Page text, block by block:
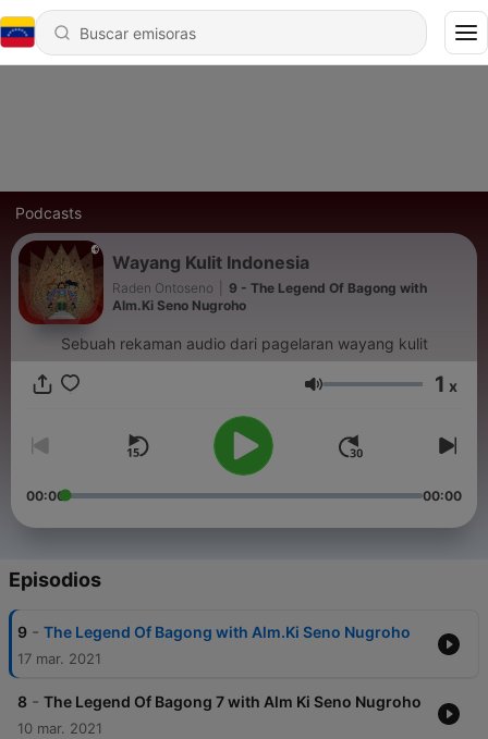
Podcasts
Wayang Kulit Indonesia
Raden Ontoseno
9 - The Legend Of Bagong with
Alm.Ki Seno Nugroho
Sebuah rekaman audio dari pagelaran wayang kulit
Volumen 1 x
00:00 00:00
Episodios
9 - The Legend Of Bagong with Alm.Ki Seno Nugroho
17 mar. 2021
8 - The Legend Of Bagong 7 with Alm Ki Seno Nugroho
10 mar. 2021